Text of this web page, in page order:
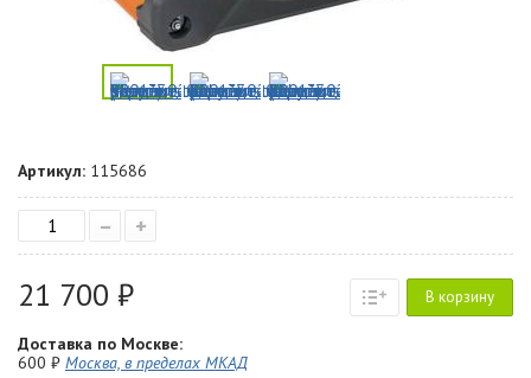
Артикул: 115686
– +
21 700 ₽ В корзину
Доставка по Москве:
600 ₽ Москва, в пределах МКАД